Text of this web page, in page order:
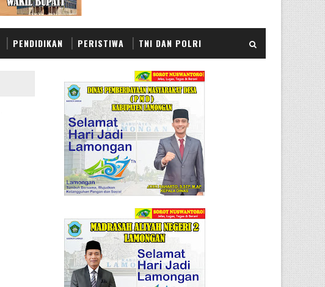
PENDIDIKAN PERISTIWA TNI DAN POLRI